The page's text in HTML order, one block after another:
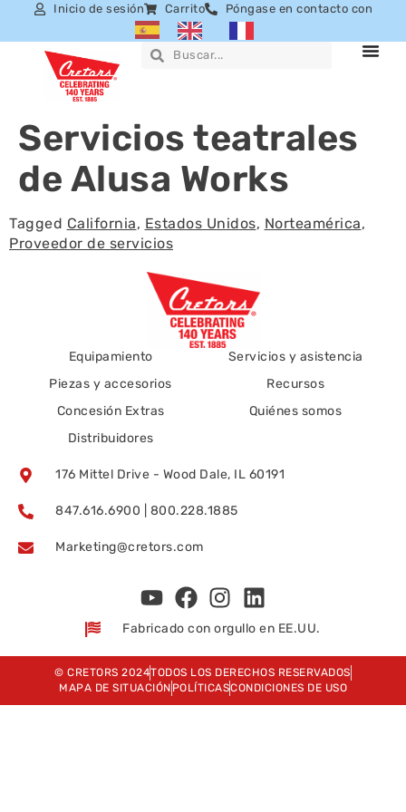
Inicio de sesión Carrito Póngase en contacto con
Servicios teatrales
de Alusa Works
Tagged California, Estados Unidos, Norteamérica,
Proveedor de servicios
Equipamiento
Piezas y accesorios
Concesión Extras
Distribuidores
Servicios y asistencia
Recursos
Quiénes somos
176 Mittel Drive - Wood Dale, IL 60191
847.616.6900 | 800.228.1885
Marketing@cretors.com
Fabricado con orgullo en EE.UU.
© CRETORS 2024TODOS LOS DERECHOS RESERVADOS
MAPA DE SITUACIÓN POLÍTICASCONDICIONES DE USO